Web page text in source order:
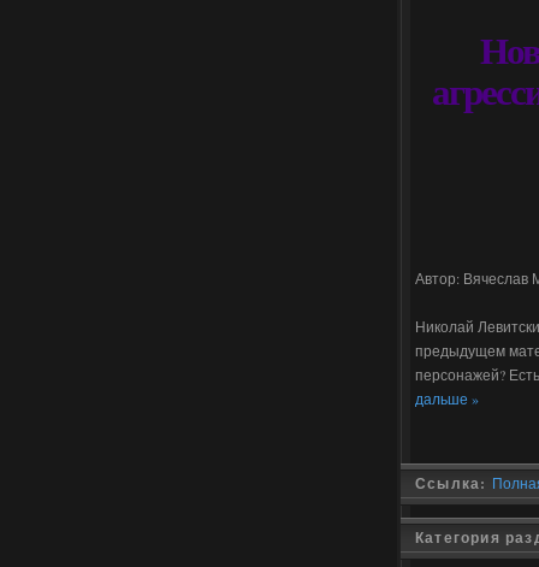
Автор: Вячеслав
Николай
предыдущем
персонажей?
дальше »
Ссылка:
Категория